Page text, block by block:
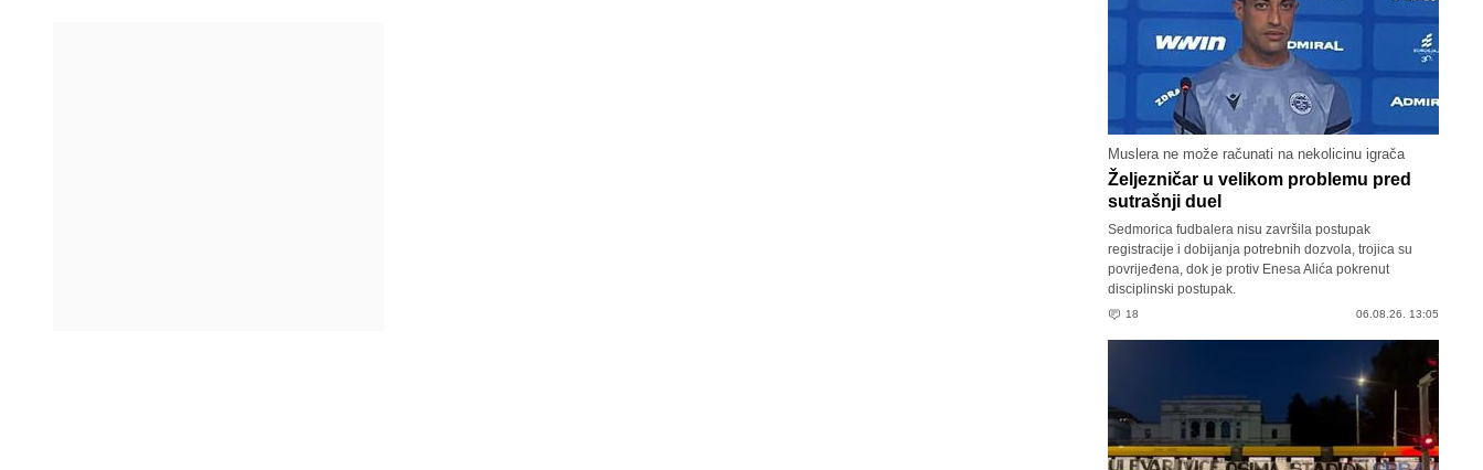
Muslera ne može računati na nekolicinu igrača
Željezničar u velikom problemu pred
sutrašnji duel
Sedmorica fudbalera nisu završila postupak
registracije i dobijanja potrebnih dozvola, trojica su
povrijeđena, dok je protiv Enesa Alića pokrenut
disciplinski postupak.
18 06.08.26. 13:05